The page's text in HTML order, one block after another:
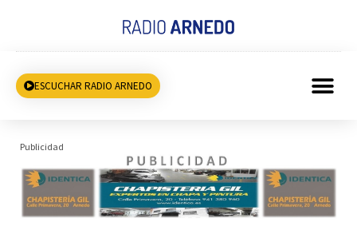
ESCUCHAR RADIO ARNEDO
Publicidad